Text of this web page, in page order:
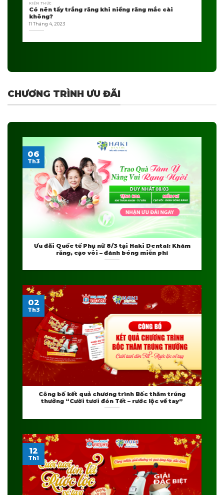
KIẾN THỨC
Có nên tẩy trắng răng khi niềng răng mắc cài
không?
11 Tháng 4, 2023
CHƯƠNG TRÌNH ƯU ĐÃI
Ưu đãi Quốc tế Phụ nữ 8/3 tại Haki Dental: Khám
răng, cạo vôi – đánh bóng miễn phí
06
Th3
Công bố kết quả chương trình Bốc thăm trúng
thưởng “Cười tươi đón Tết – rước lộc về tay”
02
Th3
12
Th1